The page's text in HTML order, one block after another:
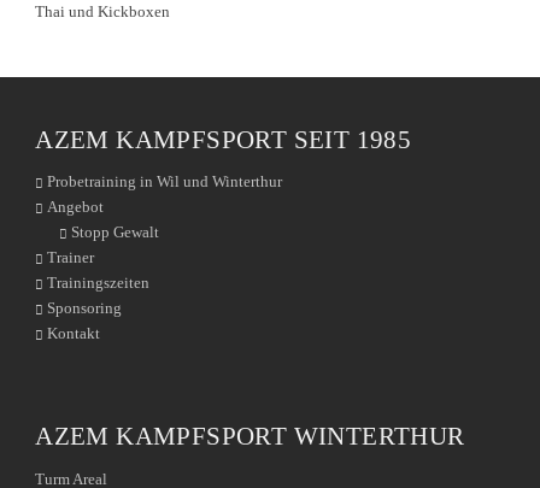
AZEM KAMPFSPORT SEIT 1985
Probetraining in Wil und Winterthur
Angebot
Stopp Gewalt
Trainer
Trainingszeiten
Sponsoring
Kontakt
AZEM KAMPFSPORT WINTERTHUR
Turm Areal